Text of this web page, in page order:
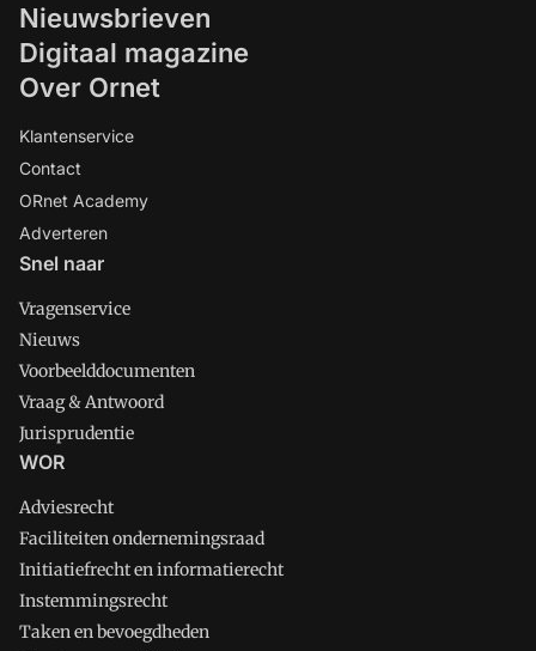
Nieuwsbrieven
Digitaal magazine
Over Ornet
Klantenservice
Contact
ORnet Academy
Adverteren
Snel naar
Vragenservice
Nieuws
Voorbeelddocumenten
Vraag & Antwoord
Jurisprudentie
WOR
Adviesrecht
Faciliteiten ondernemingsraad
Initiatiefrecht en informatierecht
Instemmingsrecht
Taken en bevoegdheden